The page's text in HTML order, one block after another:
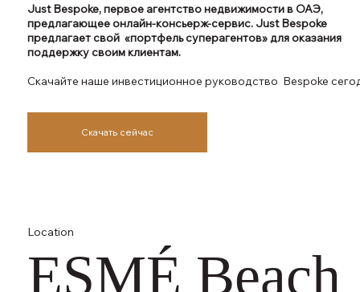
Just Bespoke, первое агентство недвижимости в ОАЭ,
предлагающее онлайн-консьерж-сервис. Just Bespoke
предлагает свой «портфель суперагентов» для оказания
поддержку своим клиентам.
Скачайте наше инвестиционное руководство Bespoke
Скачать сейчас
Location
ESMÉ Beach